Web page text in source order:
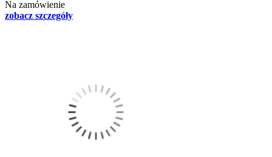
Na zamówienie
zobacz szczegóły